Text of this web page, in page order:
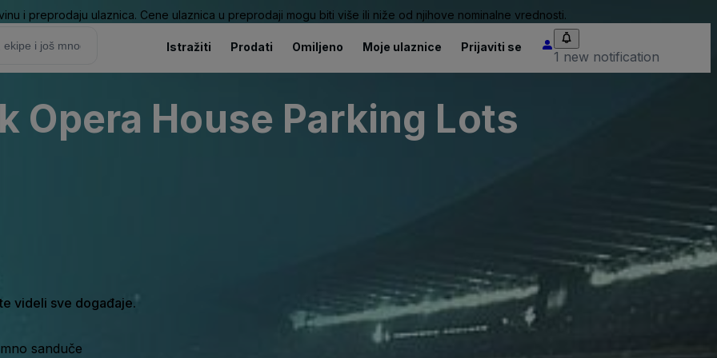
i preprodaju ulaznica. Cene ulaznica u preprodaji mogu biti više ili niže od njihove nominalne vrednosti.
Istražiti Prodati Omiljeno Moje ulaznice Prijaviti se
1 new notification
Opera House Parking Lots
videli sve događaje.
sanduče